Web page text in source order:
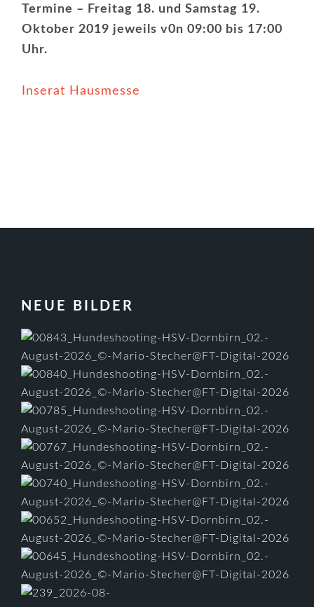
Termine – Freitag 18. und Samstag 19.
Oktober 2019 jeweils v0n 09:00 bis 17:00
Uhr.
Inserat Hausmesse
FOOTER
NEUE BILDER